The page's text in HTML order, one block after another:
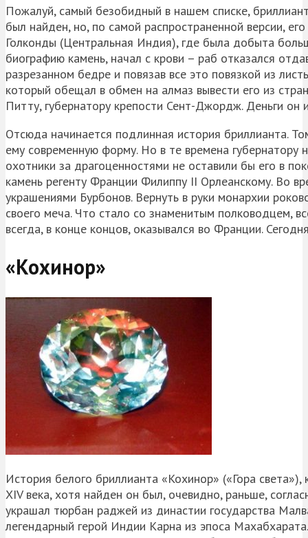
Пожалуй, самый безобидный в нашем списке,
был найден, но, по самой распространенной версии,
Голконды (Центральная Индия), где была добыта
биографию камень, начал с крови – раб отказался
разрезанном бедре и повязав все это повязкой из
который обещал в обмен на алмаз вывести его из
Питту, губернатору крепости Сент-Джордж. Деньги он
Отсюда начинается подлинная история бриллианта.
ему современную форму. Но в те времена
охотники за драгоценностями не оставили бы его в
камень регенту Франции Филиппу II Орлеанскому. Во
украшениями Бурбонов. Вернуть в руки монархии
своего меча. Что стало со знаменитым полководцем,
всегда, в конце концов, оказывался во Франции.
«Кохинор»
История белого бриллианта «Кохинор» («Гора
XIV века, хотя найден он был, очевидно, раньше,
украшал тюрбан раджей из династии государства
легендарный герой Индии Карна из эпоса